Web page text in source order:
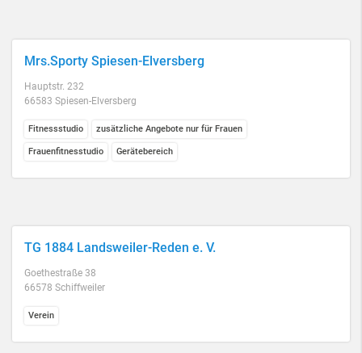
Mrs.Sporty Spiesen-Elversberg
Hauptstr. 232
66583 Spiesen-Elversberg
Fitnessstudio zusätzliche Angebote nur für Frauen
Frauenfitnesstudio Gerätebereich
TG 1884 Landsweiler-Reden e. V.
Goethestraße 38
66578 Schiffweiler
Verein